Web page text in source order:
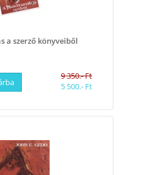
a szerző könyveiből
9 350.- Ft
5 500.- Ft